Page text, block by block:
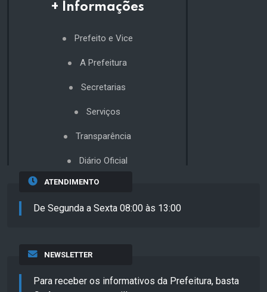
+ Informações
Prefeito e Vice
A Prefeitura
Secretarias
Serviços
Transparência
Diário Oficial
ATENDIMENTO
De Segunda a Sexta 08:00 às 13:00
NEWSLETTER
Para receber os informativos da Prefeitura, basta